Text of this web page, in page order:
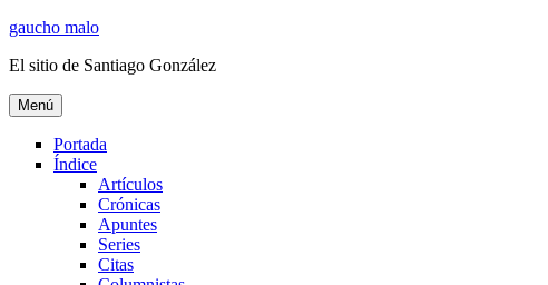
Ir
contenido
gaucho malo
El sitio de Santiago González
Menú
Portada
Índice
Artículos
Crónicas
Apuntes
Series
Citas